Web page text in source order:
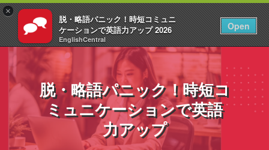
×
脱・略語パニック！時短コミュニ
ケーションで英語力アップ 2026
EnglishCentral
Open
ログイン JA
コ
脱・略語パニック！時短コ
ミュニケーションで英語
力アップ